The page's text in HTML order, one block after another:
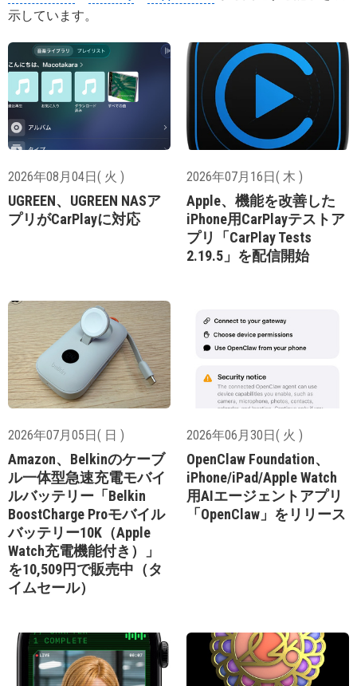
示しています。
2026年08月04日( 火 )
UGREEN、UGREEN NASア
プリがCarPlayに対応
2026年07月16日( 木 )
Apple、機能を改善した
iPhone用CarPlayテストア
プリ「CarPlay Tests
2.19.5」を配信開始
2026年07月05日( 日 )
Amazon、Belkinのケーブ
ル一体型急速充電モバイ
ルバッテリー「Belkin
BoostCharge Proモバイル
バッテリー10K（Apple
Watch充電機能付き）」
を10,509円で販売中（タ
イムセール）
2026年06月30日( 火 )
OpenClaw Foundation、
iPhone/iPad/Apple Watch
用AIエージェントアプリ
「OpenClaw」をリリース